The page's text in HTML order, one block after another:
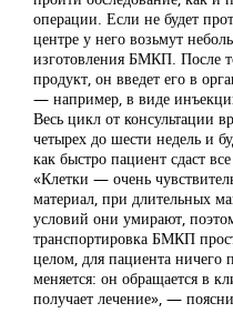
операции. Если не будет
центре у него возьмут
изготовления БМКП. После
продукт, он введет его в
— например, в виде
Весь цикл от консультации
четырех до шести недель и
как быстро пациент сдаст
«Клетки — очень
материал, при длительных
условий они умирают,
транспортировка БМКП
целом, для пациента
меняется: он обращается в
получает лечение», —